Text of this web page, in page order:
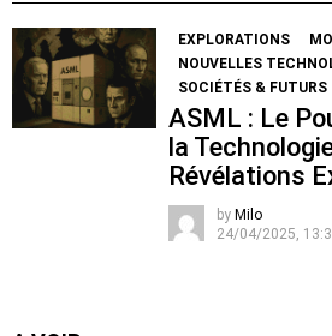
EXPLORATIONS
NOUVELLES
SOCIÉTÉS & FUTURS
ASML : Le
la
Révélations
by Milo
24/04/2025,